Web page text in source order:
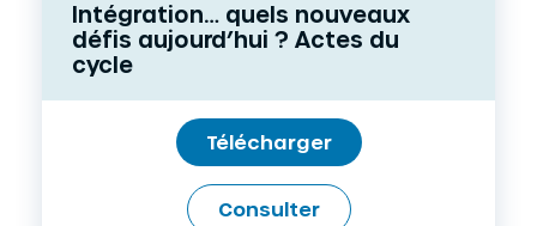
Intégration… quels nouveaux
défis aujourd’hui ? Actes du
cycle
Télécharger
Consulter